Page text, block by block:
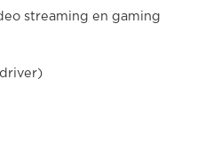
streaming en gaming